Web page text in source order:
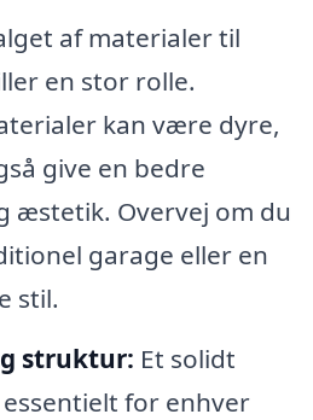
af materialer til
en stor rolle.
kan være dyre,
give en bedre
æstetik. Overvej om du
garage eller en
stil.
struktur: Et solidt
for enhver